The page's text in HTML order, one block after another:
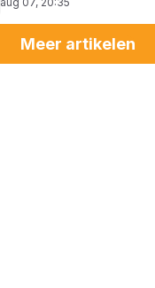
Meer artikelen